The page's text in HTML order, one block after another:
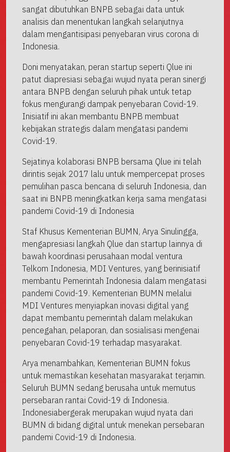
sangat dibutuhkan BNPB sebagai data untuk
analisis dan menentukan langkah selanjutnya
dalam mengantisipasi penyebaran virus corona di
Indonesia.
Doni menyatakan, peran startup seperti Qlue ini
patut diapresiasi sebagai wujud nyata peran sinergi
antara BNPB dengan seluruh pihak untuk tetap
fokus mengurangi dampak penyebaran Covid-19.
Inisiatif ini akan membantu BNPB membuat
kebijakan strategis dalam mengatasi pandemi
Covid-19.
Sejatinya kolaborasi BNPB bersama Qlue ini telah
dirintis sejak 2017 lalu untuk mempercepat proses
pemulihan pasca bencana di seluruh Indonesia, dan
saat ini BNPB meningkatkan kerja sama mengatasi
pandemi Covid-19 di Indonesia
Staf Khusus Kementerian BUMN, Arya Sinulingga,
mengapresiasi langkah Qlue dan startup lainnya di
bawah koordinasi perusahaan modal ventura
Telkom Indonesia, MDI Ventures, yang berinisiatif
membantu Pemerintah Indonesia dalam mengatasi
pandemi Covid-19. Kementerian BUMN melalui
MDI Ventures menyiapkan inovasi digital yang
dapat membantu pemerintah dalam melakukan
pencegahan, pelaporan, dan sosialisasi mengenai
penyebaran Covid-19 terhadap masyarakat.
Arya menambahkan, Kementerian BUMN fokus
untuk memastikan kesehatan masyarakat terjamin.
Seluruh BUMN sedang berusaha untuk memutus
persebaran rantai Covid-19 di Indonesia.
Indonesiabergerak merupakan wujud nyata dari
BUMN di bidang digital untuk menekan persebaran
pandemi Covid-19 di Indonesia.